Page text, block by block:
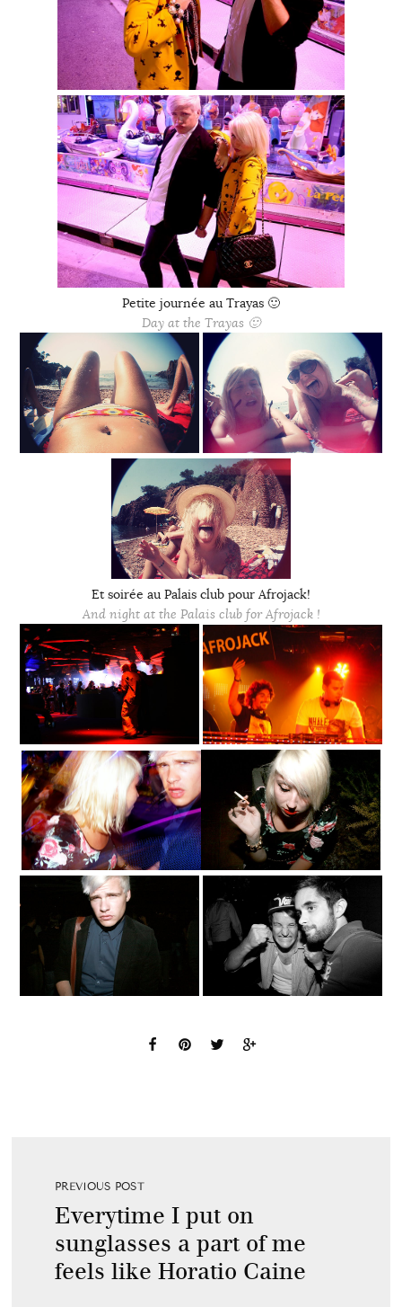
Petite journée au Trayas 🙂
Day at the Trayas 🙂
Et soirée au Palais club pour Afrojack!
And night at the Palais club for Afrojack !
PREVIOUS POST
Everytime I put on
sunglasses a part of me
feels like Horatio Caine